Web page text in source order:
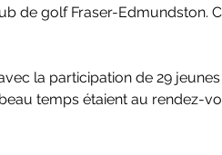
de golf Fraser-Edmundston.
la participation de 29
temps étaient au rendez-